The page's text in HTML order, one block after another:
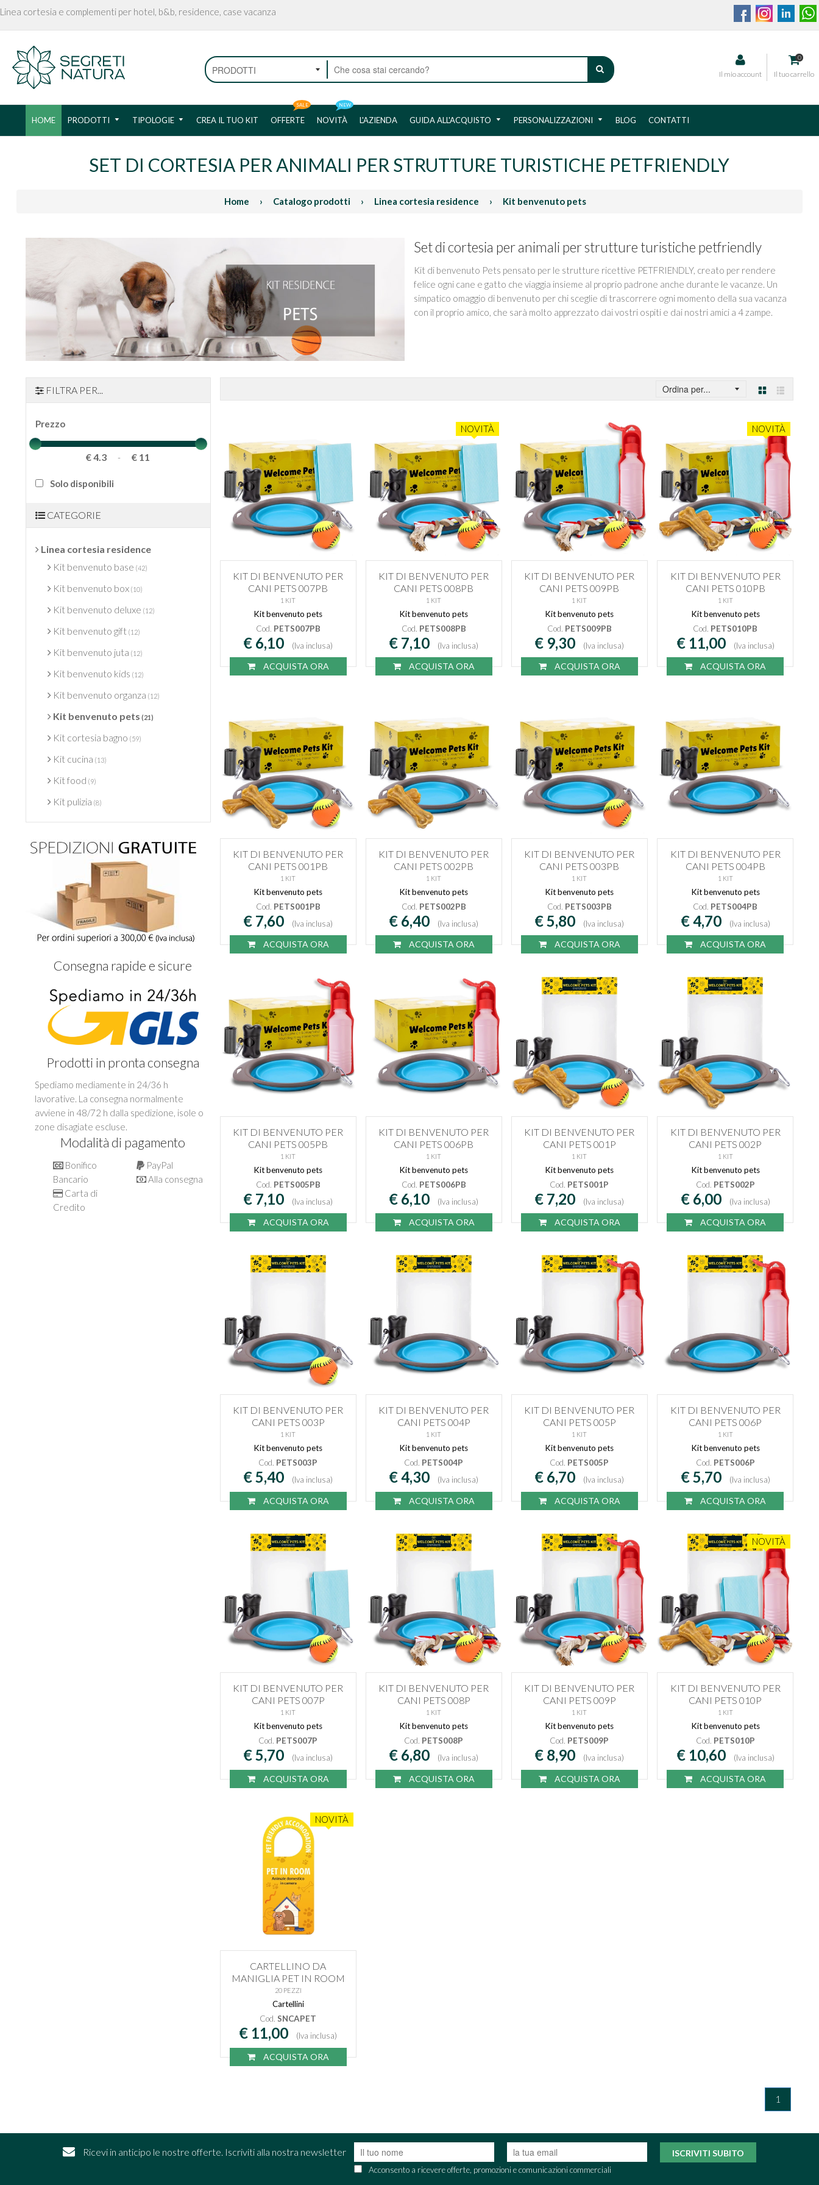
Linea cortesia e complementi per hotel, b&b, residence, case vacanza
CERCA
Il mio account
0
Il tuo carrello
HOME PRODOTTI TIPOLOGIE CREA IL TUO KIT OFFERTE
SALE
NOVITÀ
NEW
L'AZIENDA GUIDA ALL'ACQUISTO PERSONALIZZAZIONI BLOG CONTATTI
SET DI CORTESIA PER ANIMALI PER STRUTTURE TURISTICHE PETFRIENDLY
Home › Catalogo prodotti › Linea cortesia residence › Kit benvenuto pets
Set di cortesia per animali per strutture turistiche petfriendly
Kit di benvenuto Pets pensato per le strutture ricettive PETFRIENDLY, creato per rendere
felice ogni cane e gatto che viaggia insieme al proprio padrone anche durante le vacanze. Un
simpatico omaggio di benvenuto per chi sceglie di trascorrere ogni momento della sua vacanza
con il proprio amico, che sarà molto apprezzato dai vostri ospiti e dai nostri amici a 4 zampe.
GrigliaLista
KIT DI BENVENUTO PER
CANI PETS 007PB
1 KIT
Kit benvenuto pets
Cod. PETS007PB
€ 6,10 (Iva inclusa)
ACQUISTA ORA
NOVITÀ
KIT DI BENVENUTO PER
CANI PETS 008PB
1 KIT
Kit benvenuto pets
Cod. PETS008PB
€ 7,10 (Iva inclusa)
ACQUISTA ORA
KIT DI BENVENUTO PER
CANI PETS 009PB
1 KIT
Kit benvenuto pets
Cod. PETS009PB
€ 9,30 (Iva inclusa)
ACQUISTA ORA
NOVITÀ
KIT DI BENVENUTO PER
CANI PETS 010PB
1 KIT
Kit benvenuto pets
Cod. PETS010PB
€ 11,00 (Iva inclusa)
ACQUISTA ORA
KIT DI BENVENUTO PER
CANI PETS 001PB
1 KIT
Kit benvenuto pets
Cod. PETS001PB
€ 7,60 (Iva inclusa)
ACQUISTA ORA
KIT DI BENVENUTO PER
CANI PETS 002PB
1 KIT
Kit benvenuto pets
Cod. PETS002PB
€ 6,40 (Iva inclusa)
ACQUISTA ORA
KIT DI BENVENUTO PER
CANI PETS 003PB
1 KIT
Kit benvenuto pets
Cod. PETS003PB
€ 5,80 (Iva inclusa)
ACQUISTA ORA
KIT DI BENVENUTO PER
CANI PETS 004PB
1 KIT
Kit benvenuto pets
Cod. PETS004PB
€ 4,70 (Iva inclusa)
ACQUISTA ORA
KIT DI BENVENUTO PER
CANI PETS 005PB
1 KIT
Kit benvenuto pets
Cod. PETS005PB
€ 7,10 (Iva inclusa)
ACQUISTA ORA
KIT DI BENVENUTO PER
CANI PETS 006PB
1 KIT
Kit benvenuto pets
Cod. PETS006PB
€ 6,10 (Iva inclusa)
ACQUISTA ORA
KIT DI BENVENUTO PER
CANI PETS 001P
1 KIT
Kit benvenuto pets
Cod. PETS001P
€ 7,20 (Iva inclusa)
ACQUISTA ORA
KIT DI BENVENUTO PER
CANI PETS 002P
1 KIT
Kit benvenuto pets
Cod. PETS002P
€ 6,00 (Iva inclusa)
ACQUISTA ORA
KIT DI BENVENUTO PER
CANI PETS 003P
1 KIT
Kit benvenuto pets
Cod. PETS003P
€ 5,40 (Iva inclusa)
ACQUISTA ORA
KIT DI BENVENUTO PER
CANI PETS 004P
1 KIT
Kit benvenuto pets
Cod. PETS004P
€ 4,30 (Iva inclusa)
ACQUISTA ORA
KIT DI BENVENUTO PER
CANI PETS 005P
1 KIT
Kit benvenuto pets
Cod. PETS005P
€ 6,70 (Iva inclusa)
ACQUISTA ORA
KIT DI BENVENUTO PER
CANI PETS 006P
1 KIT
Kit benvenuto pets
Cod. PETS006P
€ 5,70 (Iva inclusa)
ACQUISTA ORA
KIT DI BENVENUTO PER
CANI PETS 007P
1 KIT
Kit benvenuto pets
Cod. PETS007P
€ 5,70 (Iva inclusa)
ACQUISTA ORA
KIT DI BENVENUTO PER
CANI PETS 008P
1 KIT
Kit benvenuto pets
Cod. PETS008P
€ 6,80 (Iva inclusa)
ACQUISTA ORA
KIT DI BENVENUTO PER
CANI PETS 009P
1 KIT
Kit benvenuto pets
Cod. PETS009P
€ 8,90 (Iva inclusa)
ACQUISTA ORA
NOVITÀ
KIT DI BENVENUTO PER
CANI PETS 010P
1 KIT
Kit benvenuto pets
Cod. PETS010P
€ 10,60 (Iva inclusa)
ACQUISTA ORA
NOVITÀ
CARTELLINO DA
MANIGLIA PET IN ROOM
20 PEZZI
Cartellini
Cod.SNCAPET
€ 11,00 (Iva inclusa)
ACQUISTA ORA
1
FILTRA PER...
Prezzo
€ 4.3 - € 11
Solo disponibili
CATEGORIE
Linea cortesia residence
Kit benvenuto base (42)
Kit benvenuto box(10)
Kit benvenuto deluxe (12)
Kit benvenuto gift(12)
Kit benvenuto juta (12)
Kit benvenuto kids (12)
Kit benvenuto organza (12)
Kit benvenuto pets (21)
Kit cortesia bagno (59)
Kit cucina (13)
Kit food (9)
Kit pulizia (8)
Consegna rapide e sicure
Prodotti in pronta consegna
Spediamo mediamente in 24/36 h
lavorative. La consegna normalmente
avviene in 48/72 h dalla spedizione, isole o
zone disagiate escluse.
Modalità di pagamento
Bonifico
Bancario
Carta di
Credito
PayPal
Alla consegna
Ricevi in anticipo le nostre offerte. Iscriviti alla nostra newsletter ISCRIVITI SUBITO
Acconsento a ricevere offerte, promozioni e comunicazioni commerciali